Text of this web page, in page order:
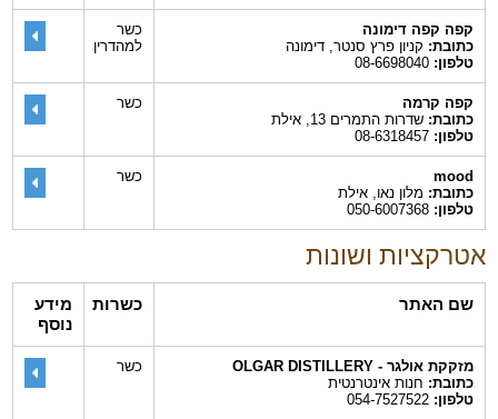
קפה קפה דימונה
כתובת:קניון פרץ סנטר, דימונה
טלפון:08-6698040
כשר
למהדרין
קפה קרמה
כתובת:שדרות התמרים 13, אילת
טלפון:08-6318457
כשר
mood
כתובת:מלון נאו, אילת
טלפון:050-6007368
כשר
אטרקציות ושונות
שם האתר כשרות
מידע
נוסף
מזקקת אולגר - OLGAR DISTILLERY
כתובת:חנות אינטרנטית
טלפון:054-7527522
כשר